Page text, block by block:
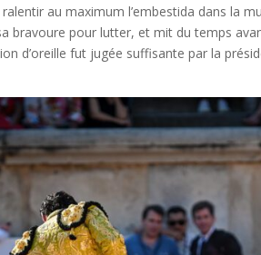
au maximum l’embestida dans la
bravoure pour lutter, et mit du temps
d’oreille fut jugée suffisante par la